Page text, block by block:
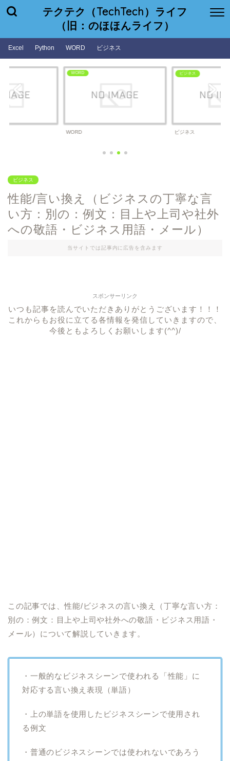
テクテク（TechTech）ライフ
（旧：のほほんライフ）
Excel Python WORD ビジネス
WORD
WORD
ビジネス
ビジネス
ビジネス
性能/言い換え（ビジネスの丁寧な言
い方：別の：例文：目上や上司や社外
への敬語・ビジネス用語・メール）
当サイトでは記事内に広告を含みます
スポンサーリンク
いつも記事を読んでいただきありがとうございます！！！
これからもお役に立てる各情報を発信していきますので、
今後ともよろしくお願いします(^^)/
この記事では、性能/ビジネスの言い換え（丁寧な言い方：
別の：例文：目上や上司や社外への敬語・ビジネス用語・
メール）について解説していきます。
・一般的なビジネスシーンで使われる「性能」に
対応する言い換え表現（単語）
・上の単語を使用したビジネスシーンで使用され
る例文
・普通のビジネスシーンでは使われないであろう